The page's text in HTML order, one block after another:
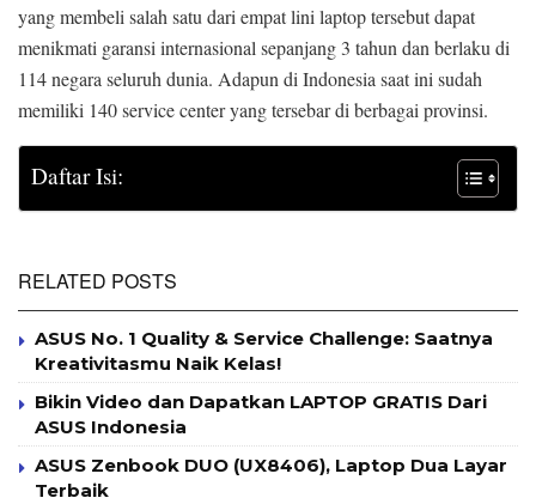
yang membeli salah satu dari empat lini laptop tersebut dapat
menikmati garansi internasional sepanjang 3 tahun dan berlaku di
114 negara seluruh dunia. Adapun di Indonesia saat ini sudah
memiliki 140 service center yang tersebar di berbagai provinsi.
Daftar Isi:
RELATED POSTS
ASUS No. 1 Quality & Service Challenge: Saatnya
Kreativitasmu Naik Kelas!
Bikin Video dan Dapatkan LAPTOP GRATIS Dari
ASUS Indonesia
ASUS Zenbook DUO (UX8406), Laptop Dua Layar
Terbaik